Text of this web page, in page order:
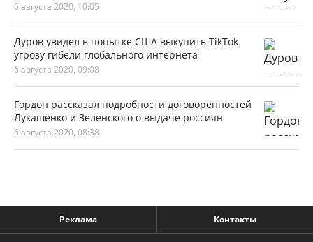
6 августа 2020, 10:05
Дуров увидел в попытке США выкупить TikTok
угрозу гибели глобального интернета
6 августа 2020, 09:08
Гордон рассказал подробности договоренностей
Лукашенко и Зеленского о выдаче россиян
6 августа 2020, 08:38
Реклама Контакты